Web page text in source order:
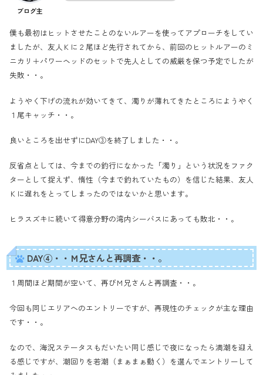
ブログ主
僕も最初はヒットさせたことのないルアーを使ってアプローチをしてい
ましたが、友人Ｋに２尾ほど先行されてから、前回のヒットルアーのミ
ニカリ＋パワーヘッドのセットで先人としての威厳を保つ予定でしたが
失敗・・。
ようやく下げの流れが効いてきて、濁りが薄れてきたところにようやく
１尾キャッチ・・。
良いところを出せずにDAY③を終了しました・・。
反省点としては、今までの釣行になかった「濁り」という状況をファク
ターとして捉えず、惰性（今まで釣れていたもの）を信じた結果、友人
Ｋに遅れをとってしまったのではないかと思います。
ヒラスズキに続いて得意分野の湾内シーバスにあっても敗北・・。
DAY④・・Ｍ兄さんと再調査・・。
１周間ほど期間が空いて、再びＭ兄さんと再調査・・。
今回も同じエリアへのエントリーですが、再現性のチェックが主な理由
です・・。
なので、海況ステータスもだいたい同じ感じで夜になったら満潮を迎え
る感じですが、潮回りを若潮（まぁまぁ動く）を選んでエントリーして